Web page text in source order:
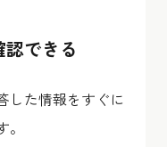
できる
した情報をすぐに